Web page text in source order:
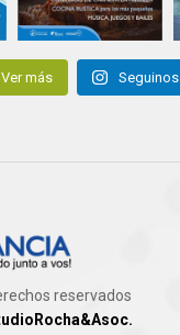
Ver más Seguinos
reservados